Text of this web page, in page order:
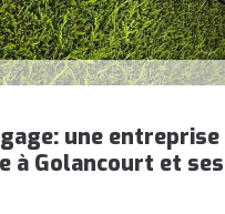
une entreprise
à Golancourt et ses